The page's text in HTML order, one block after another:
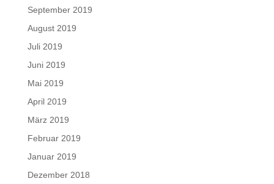
September 2019
August 2019
Juli 2019
Juni 2019
Mai 2019
April 2019
März 2019
Februar 2019
Januar 2019
Dezember 2018